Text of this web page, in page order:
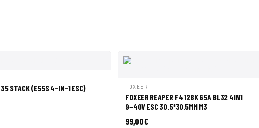
STACK (E55S 4-IN-1 ESC) VISTA RÁPIDA
FOXEER
FOXEER REAPER F4 128K 65A BL32 4IN1
9~40V ESC 30.5*30.5MM M3
99,00€